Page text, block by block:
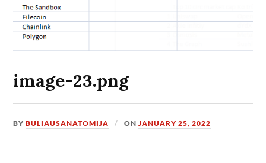
image-23.png
BYBULIAUSANATOMIJA ONJANUARY 25, 2022